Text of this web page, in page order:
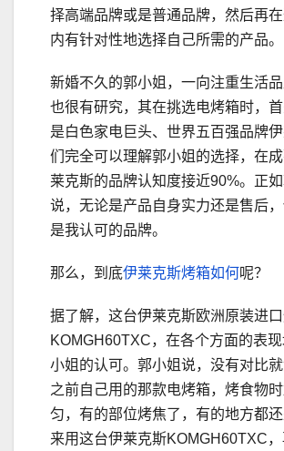
择高端品牌或是普通品牌，然后再
内有针对性地选择自己所需的产品。
新婚不久的郭小姐，一向注重生活
也很有研究，其在挑选电烤箱时，
是白色家电巨头、世界五百强品牌
们完全可以理解郭小姐的选择，在
莱克斯的品牌认知度接近90%。正
说，无论是产品自身实力还是售后
是我认可的品牌。
那么，到底伊莱克斯烤箱如何呢？
据了解，这台伊莱克斯欧洲原装进
KOMGH60TXC，在各个方面的表
小姐的认可。郭小姐说，没有对比就
之前自己用的那款电烤箱，烤食物
匀，有的部位烤焦了，有的地方都
来用这台伊莱克斯KOMGH60TXC